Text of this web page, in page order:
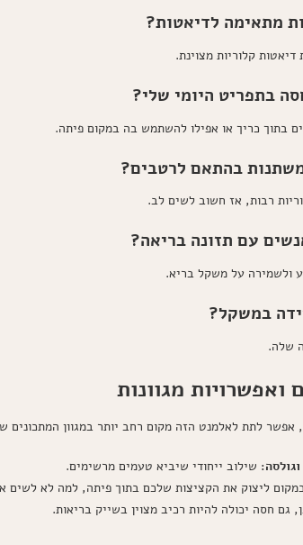
קלוריות מצוינת.
בתוך כריך או אפילו להשתמש בה במקום פיתה.
רבות, אז חשוב לשים לב.
ולשמירה על משקל בריא.
שלה.
מגוונות
לתת לאלמנט הזה מקום רחב יותר במגוון המתכונים
שילוב ייחודי שיביא טעמים מרשימים.
ליצוק את הקציצות שלכם בתוך פיתה, למה לא לשים
גם חסה יכולה להיות רכיב מצוין בשייק בריאות.